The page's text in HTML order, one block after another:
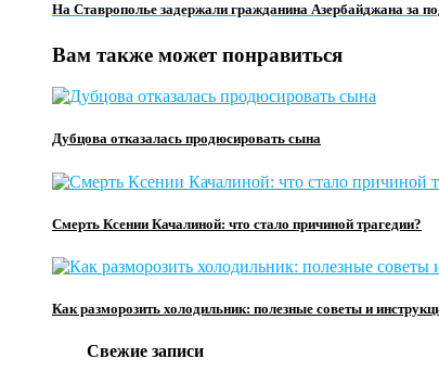
На Ставрополье задержали гражданина Азербайджана за
Вам также может понравиться
Дубцова отказалась продюсировать сына
Смерть Ксении Качалиной: что стало причиной трагедии?
Как разморозить холодильник: полезные советы и
Свежие записи